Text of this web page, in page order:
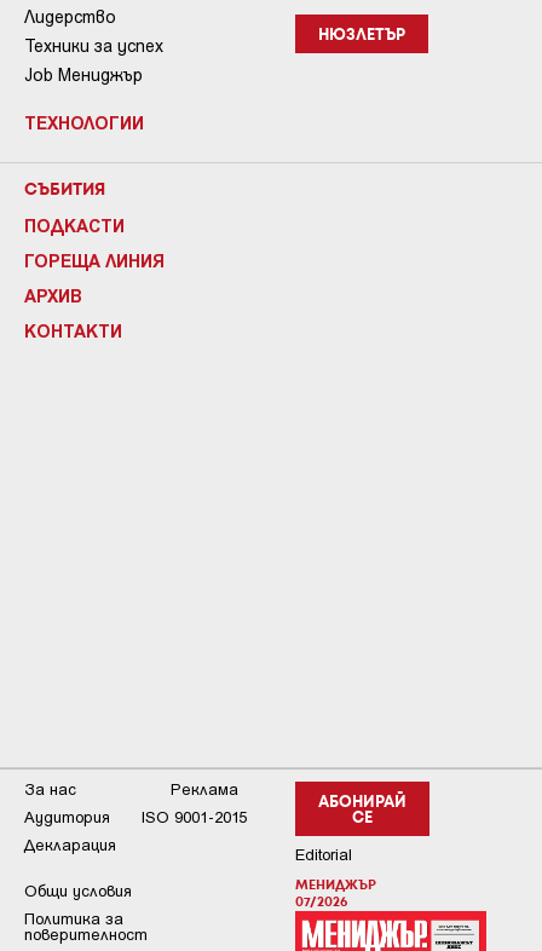
Лидерство
Техники за успех
Job Мениджър
ТЕХНОЛОГИИ
НЮЗЛЕТЪР
СЪБИТИЯ
ПОДКАСТИ
ГОРЕЩА ЛИНИЯ
АРХИВ
КОНТАКТИ
АБОНИРАЙ
СЕ
Editorial
МЕНИДЖЪР
07/2026
За нас
Реклама
Аудитория
ISO 9001-2015
Декларация
Общи условия
Пoлитикa зa
пoвepитeлнocт